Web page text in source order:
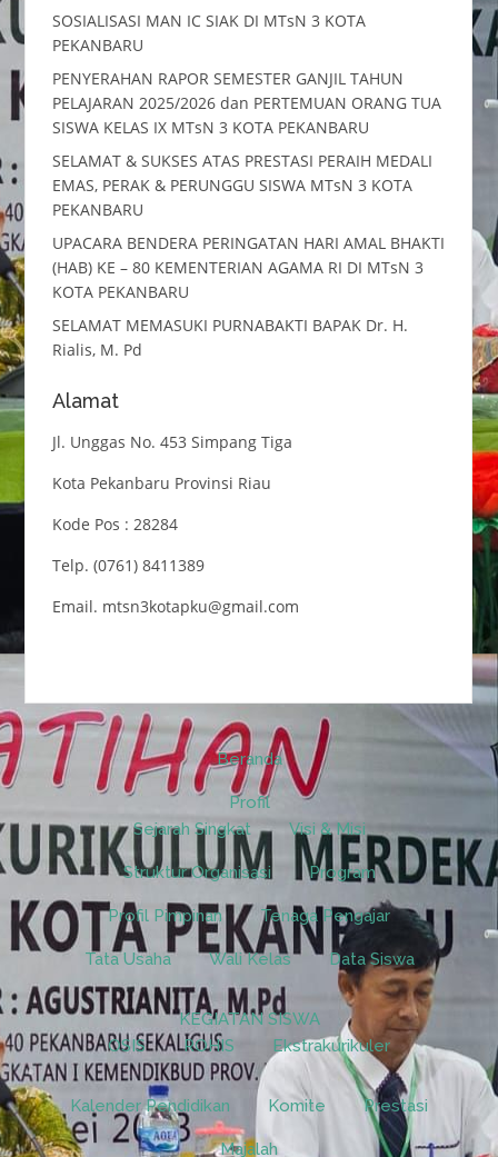
SOSIALISASI MAN IC SIAK DI MTsN 3 KOTA
PEKANBARU
PENYERAHAN RAPOR SEMESTER GANJIL TAHUN
PELAJARAN 2025/2026 dan PERTEMUAN ORANG TUA
SISWA KELAS IX MTsN 3 KOTA PEKANBARU
SELAMAT & SUKSES ATAS PRESTASI PERAIH MEDALI
EMAS, PERAK & PERUNGGU SISWA MTsN 3 KOTA
PEKANBARU
UPACARA BENDERA PERINGATAN HARI AMAL BHAKTI
(HAB) KE – 80 KEMENTERIAN AGAMA RI DI MTsN 3
KOTA PEKANBARU
SELAMAT MEMASUKI PURNABAKTI BAPAK Dr. H.
Rialis, M. Pd
Alamat
Jl. Unggas No. 453 Simpang Tiga
Kota Pekanbaru Provinsi Riau
Kode Pos : 28284
Telp. (0761) 8411389
Email. mtsn3kotapku@gmail.com
Beranda
Profil
Sejarah Singkat
Visi & Misi
Struktur Organisasi Program
Profil Pimpinan Tenaga Pengajar
Tata Usaha Wali Kelas Data Siswa
KEGIATAN SISWA
OSIS
ROHIS Ekstrakurikuler
Kalender Pendidikan Komite Prestasi
Majalah